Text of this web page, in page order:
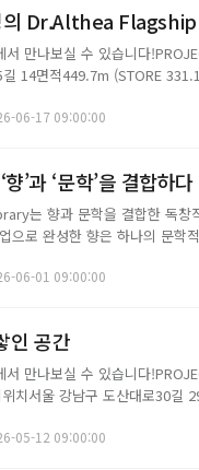
의 Dr.Althea
서 만나보실 수 있습니다
14면적449.7m (STORE
06-17 09:00:00
과 ‘문학’을 결합하다
는 향과 문학을 결합한 독창
으로 완성한 향은 하나의 문학
설계를 맡...
06-01 09:00:00
인 공간
서 만나보실 수 있습니다
서울 강남구 도산대로30길
05-12 09:00:00